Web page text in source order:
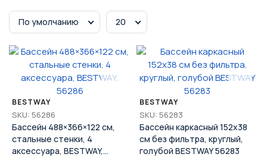
По умолчанию 20
BESTWAY
SKU: 56286
Бассейн 488×366×122 см,
стальные стенки, 4
аксессуара, BESTWAY,
BESTWAY
SKU: 56283
Бассейн каркасный 152x38
см без фильтра, круглый,
голубой BESTWAY 56283